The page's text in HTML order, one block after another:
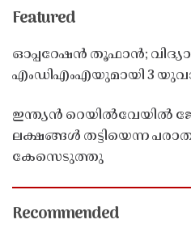
Featured
ഓപ്പറേഷൻ തൂഫാൻ;
എംഡിഎംഎയുമായി 3
ഇന്ത്യൻ റെയിൽവേയിൽ
ലക്ഷങ്ങൾ തട്ടിയെന്ന
കേസെടുത്തു
Recommended